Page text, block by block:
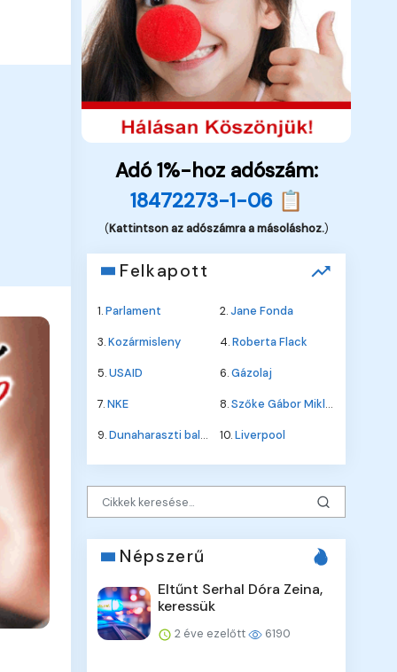
Adó 1%-hoz adószám:
18472273-1-06 📋
(Kattintson az adószámra a másoláshoz.)
Felkapott
1.Parlament 2.Jane Fonda
3.Kozármisleny 4.Roberta Flack
5.USAID 6.Gázolaj
7.NKE 8.Szőke Gábor Miklós
9.Dunaharaszti baleset 10.Liverpool
Népszerű
Eltűnt Serhal Dóra Zeina,
keressük
2 éve ezelőtt 6190